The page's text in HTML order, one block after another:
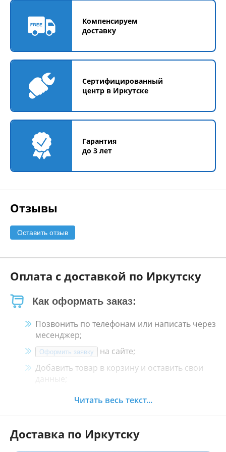
Компенсируем
доставку
Сертифицированный
центр в Иркутске
Гарантия
до 3 лет
Отзывы
Оставить отзыв
Оплата с доставкой по Иркутску
Как оформать заказ:
Позвонить по телефонам или написать через
месенджер;
Оформить заявку
на сайте;
Добавить товар в корзину и оставить свои
данные;
Менеджер свяжется с Вами в течение 30
Как оплатить:
Читать весь текст...
Доставка по Иркутску